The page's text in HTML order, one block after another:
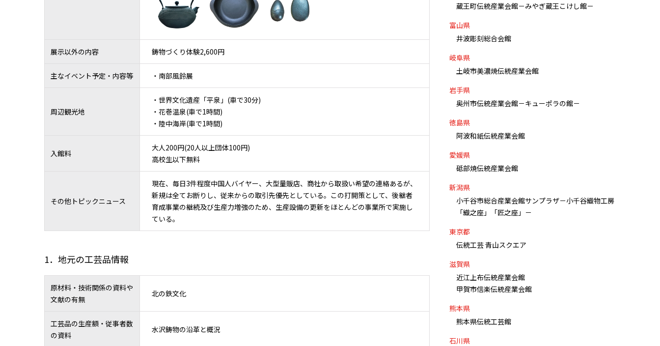
展示以外の内容 鋳物づくり体験2,600円
主なイベント予定・内容等 ・南部風鈴展
周辺観光地
・世界文化遺産「平泉」(車で30分)
・花巻温泉(車で1時間)
・陸中海岸(車で1時間)
入館料
大人200円(20人以上団体100円)
高校生以下無料
その他トピックニュース
現在、毎日3件程度中国人バイヤー、大型量販店、商社から取扱い希望の連絡あるが、
新規は全てお断りし、従来からの取引先優先としている。この打開策として、後継者
育成事業の継続及び生産力増強のため、生産設備の更新をほとんどの事業所で実施し
ている。
1．地元の工芸品情報
原材料・技術関係の資料や
文献の有無
北の鉄文化
工芸品の生産額・従事者数
の資料
水沢鋳物の沿革と概況
蔵王町伝統産業会館－みやぎ蔵王こけし館－
富山県
井波彫刻総合会館
岐阜県
土岐市美濃焼伝統産業会館
岩手県
奥州市伝統産業会館－キューポラの館－
徳島県
阿波和紙伝統産業会館
愛媛県
砥部焼伝統産業会館
新潟県
小千谷市総合産業会館サンプラザ－小千谷織物工房
「織之座」「匠之座」－
東京都
伝統工芸 青山スクエア
滋賀県
近江上布伝統産業会館
甲賀市信楽伝統産業会館
熊本県
熊本県伝統工芸館
石川県